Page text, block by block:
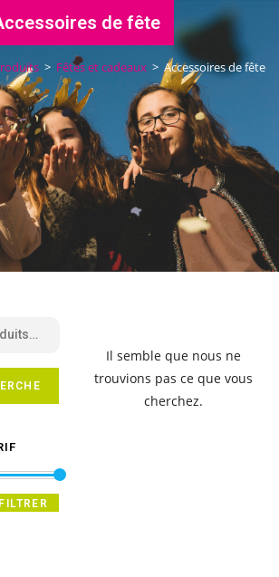
de fête
> Fêtes et cadeaux > Accessoires de fête
FILTRER
Il semble que nous ne
trouvions pas ce que vous
cherchez.